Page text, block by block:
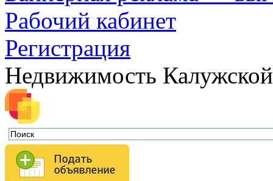
Рабочий кабинет
Регистрация
Недвижимость